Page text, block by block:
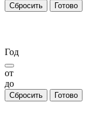
Сбросить Готово
Год
от
до
Сбросить Готово